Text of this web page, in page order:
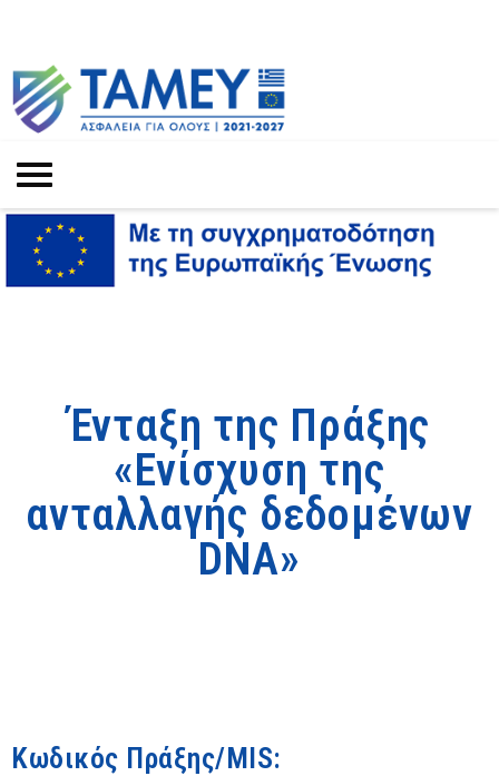
Ένταξη της Πράξης
«Ενίσχυση της
ανταλλαγής δεδομένων
DNA»
Κωδικός Πράξης/MIS: